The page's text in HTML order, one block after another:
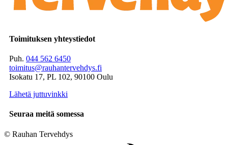
Toimituksen yhteystiedot
Puh. 044 562 6450
toimitus@rauhantervehdys.fi
Isokatu 17, PL 102, 90100 Oulu
Lähetä juttuvinkki
Seuraa meitä somessa
© Rauhan Tervehdys